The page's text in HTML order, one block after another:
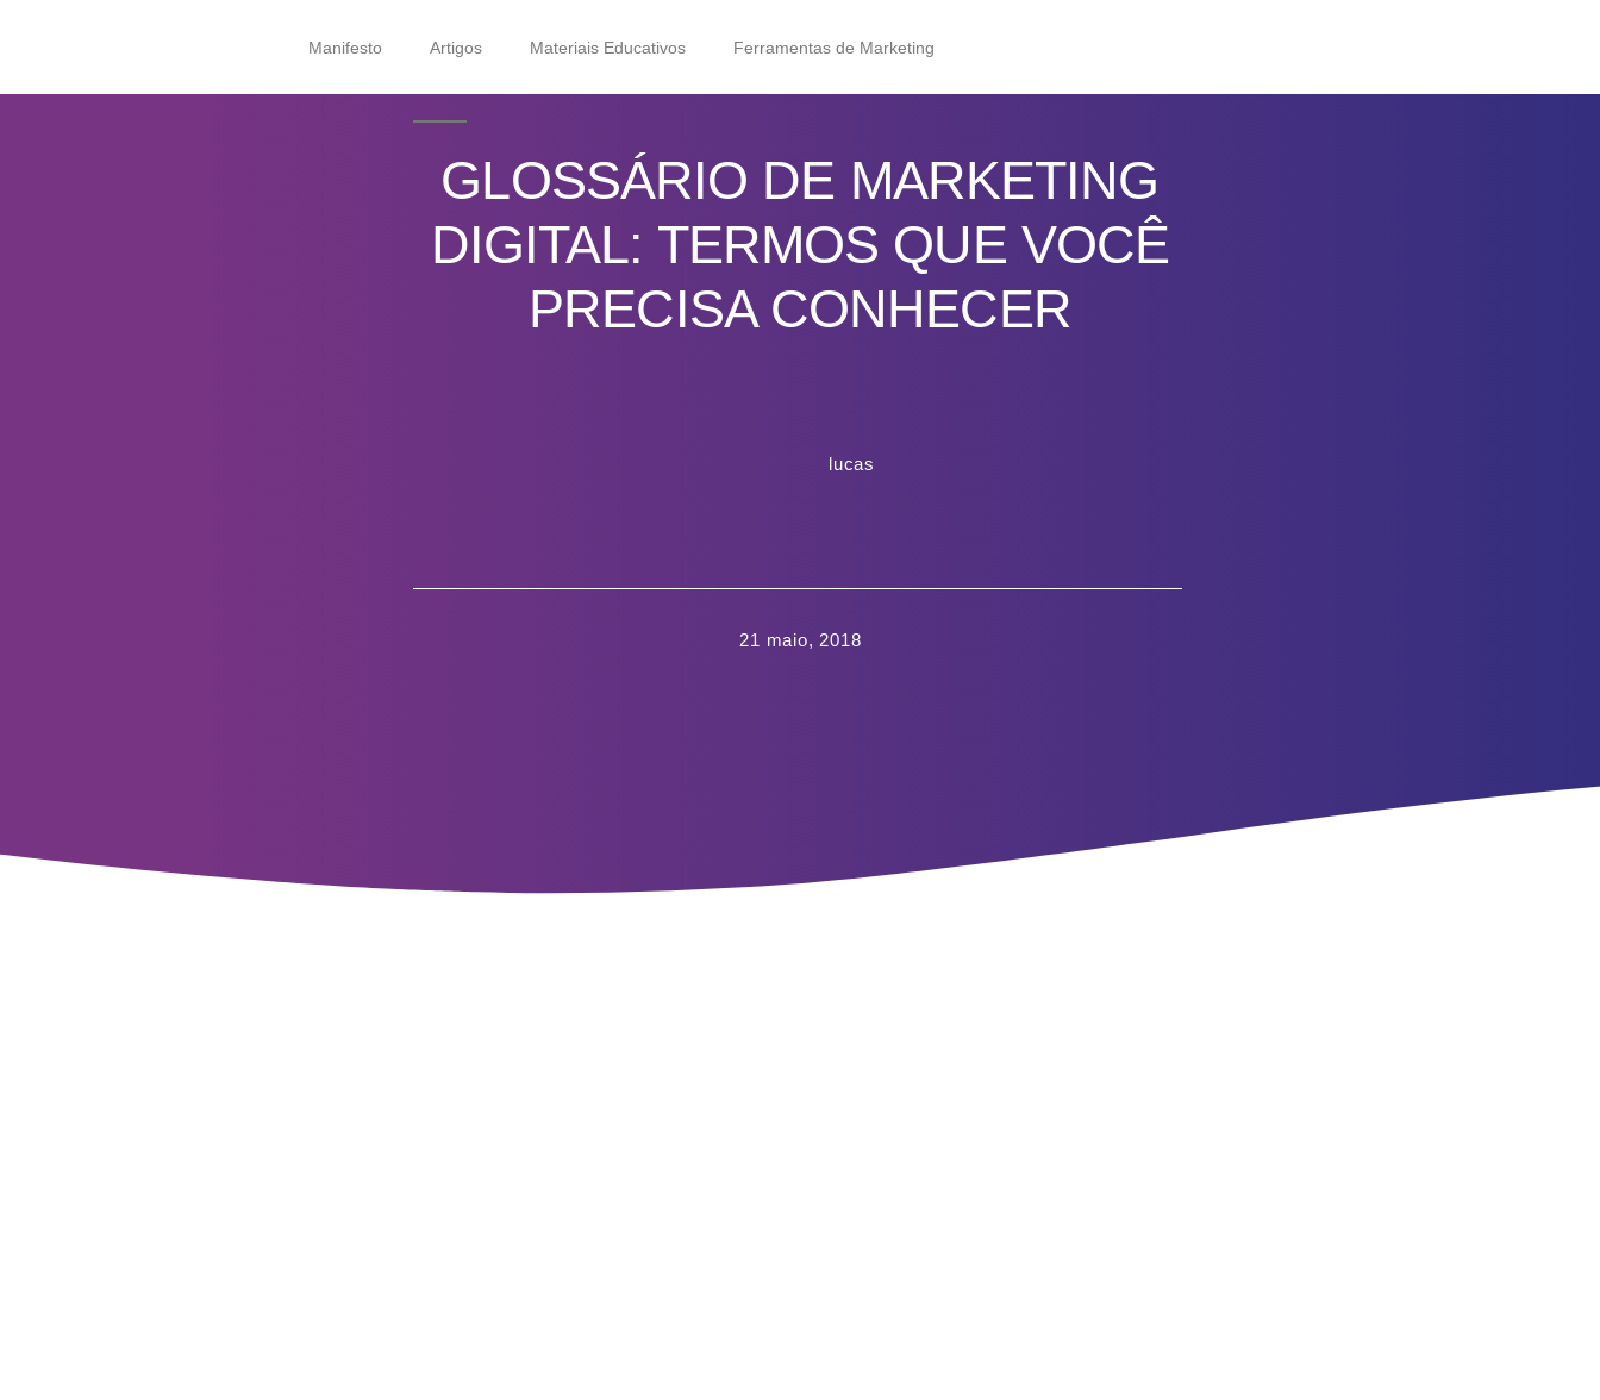
Manifesto Artigos Materiais Educativos Ferramentas de Marketing
GLOSSÁRIO DE MARKETING
DIGITAL: TERMOS QUE VOCÊ
PRECISA CONHECER
lucas
21 maio, 2018